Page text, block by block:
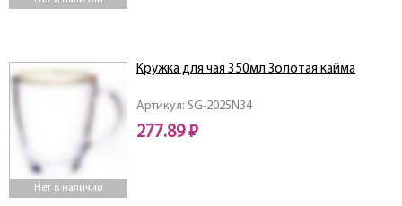
Нет в наличии
Артикул: SG-2025N34
Кружка для чая 350мл Золотая кайма
277.89 ₽